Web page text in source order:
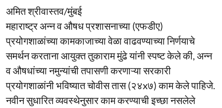
अमित श्रीवास्तव/मुंबई
महाराष्ट्र अन्न व औषध प्रशासनाच्या (एफडीए)
प्रयोगशाळांच्या कामकाजाच्या वेळा वाढवण्याच्या निर्णयाचे
समर्थन करताना आयुक्त तुकाराम मुंढे यांनी स्पष्ट केले की, अन्न
व औषधांच्या नमुन्यांची तपासणी करणाऱ्या सरकारी
प्रयोगशाळांनी भविष्यात चोवीस तास (२४x७) काम केले पाहिजे.
नवीन सुधारित व्यवस्थेनुसार काम करण्याची इच्छा नसलेले